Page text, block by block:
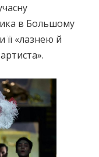
в Большому
її «лазнею й